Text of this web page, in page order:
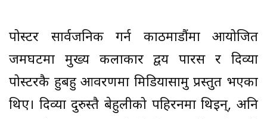
पोस्टर सार्वजनिक गर्न काठमाडौंमा आयोजित
जमघटमा मुख्य कलाकार द्वय पारस र दिव्या
पोस्टरकै हुबहु आवरणमा मिडियासामु प्रस्तुत भएका
थिए। दिव्या दुरुस्तै बेहुलीको पहिरनमा थिइन्, अनि